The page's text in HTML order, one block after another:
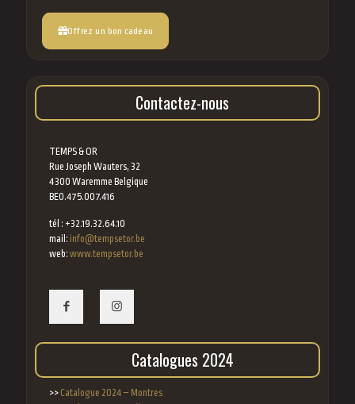
Offrez un bon cadeau
Contactez-nous
TEMPS & OR
Rue Joseph Wauters, 32
4300 Waremme Belgique
BE0.475.007.416
tél : +32.19.32.64.10
mail: info@tempsetor.be
web: www.tempsetor.be
Catalogues 2024
>> Catalogue 2024 – Montres